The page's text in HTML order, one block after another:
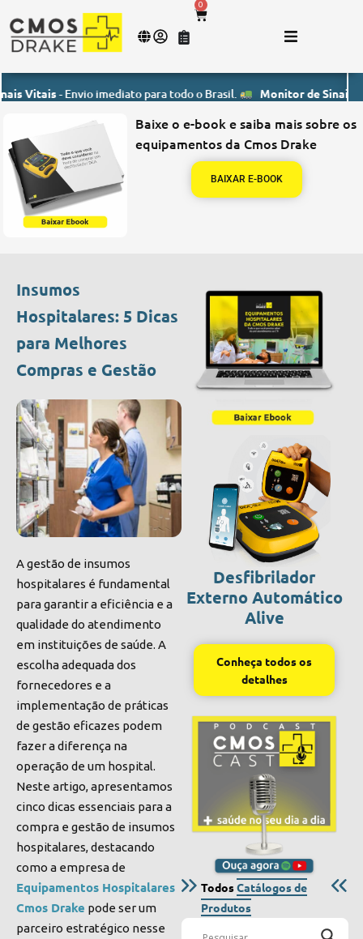
0
- Envio imediato para todo o Brasil. Monitor de Sinais Vitais
Baixe o e-book e saiba mais sobre os
equipamentos da Cmos Drake
BAIXAR E-BOOK
Insumos
Hospitalares: 5 Dicas
para Melhores
Compras e Gestão
A gestão de insumos
hospitalares é fundamental
para garantir a eficiência e a
qualidade do atendimento
em instituições de saúde. A
escolha adequada dos
fornecedores e a
implementação de práticas
de gestão eficazes podem
fazer a diferença na
operação de um hospital.
Neste artigo, apresentamos
cinco dicas essenciais para a
compra e gestão de insumos
hospitalares, destacando
como a empresa de
Equipamentos Hospitalares
Cmos Drake pode ser um
parceiro estratégico nesse
Desfibrilador
Externo Automático
Alive
Conheça todos os
detalhes
TodosCatálogos de
Produtos